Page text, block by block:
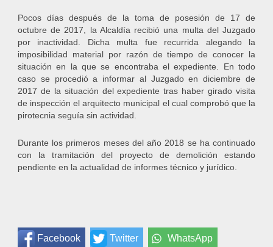
Pocos días después de la toma de posesión de 17 de
octubre de 2017, la Alcaldía recibió una multa del Juzgado
por inactividad. Dicha multa fue recurrida alegando la
imposibilidad material por razón de tiempo de conocer la
situación en la que se encontraba el expediente. En todo
caso se procedió a informar al Juzgado en diciembre de
2017 de la situación del expediente tras haber girado visita
de inspección el arquitecto municipal el cual comprobó que la
pirotecnia seguía sin actividad.
Durante los primeros meses del año 2018 se ha continuado
con la tramitación del proyecto de demolición estando
pendiente en la actualidad de informes técnico y jurídico.
Facebook Twitter WhatsApp